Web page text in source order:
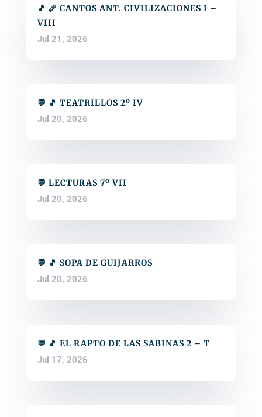
🎵 🪈 CANTOS ANT. CIVILIZACIONES I –
VIII
Jul 21, 2026
💬 🎵 TEATRILLOS 2º IV
Jul 20, 2026
💬 LECTURAS 7º VII
Jul 20, 2026
💬 🎵 SOPA DE GUIJARROS
Jul 20, 2026
💬 🎵 EL RAPTO DE LAS SABINAS 2 – T
Jul 17, 2026